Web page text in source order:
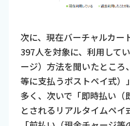
次に、現在バーチャルカー
397人を対象に、利用して
ージ）方法を聞いたところ
等に支払うポストペイ式）
多く、次いで「即時払い（
とされるリアルタイムペイ